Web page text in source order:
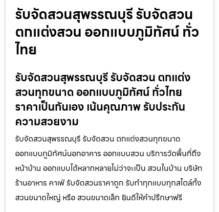
รับจัดสวนสุพรรณบุรี รับจัดสวน
ตกแต่งสวน ออกแบบภูมิทัศน์ ทั่ว
ไทย
รับจัดสวนสุพรรณบุรี รับจัดสวน ตกแต่ง
สวนทุกขนาด ออกแบบภูมิทัศน์ ทั่วไทย
ราคาเป็นกันเอง เน้นคุณภาพ รับประกัน
ความสวยงาม
รับจัดสวนสุพรรณบุรี รับจัดสวน ตกแต่งสวนทุกขนาด
ออกแบบภูมิทัศน์นอกอาคาร ออกแบบสวน บริการวัดพื้นที่ถึง
หน้าบ้าน ออกแบบได้หลากหลายไม่ว่าจะเป็น สวนในบ้าน บริษัท
ร้านอาหาร คาเฟ่ รับจัดสวนราคาถูก รับทำทุกแบบทุกสไตล์ทั้ง
สวนขนาดใหญ่ หรือ สวนขนาดเล็ก ยินดีให้คำปรึกษาฟรี